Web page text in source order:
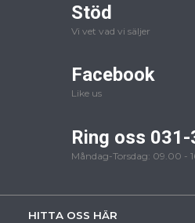
Stöd
Vi vet vad vi säljer
Facebook
Like us
Ring oss
Måndag-Torsdag: 09.00 -
HITTA OSS HÄR